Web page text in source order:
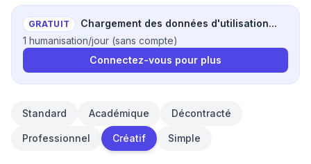
GRATUIT
Chargement des données d'utilisation...
1 humanisation/jour (sans compte)
Connectez-vous pour plus
Standard Académique Décontracté
Professionnel Créatif Simple